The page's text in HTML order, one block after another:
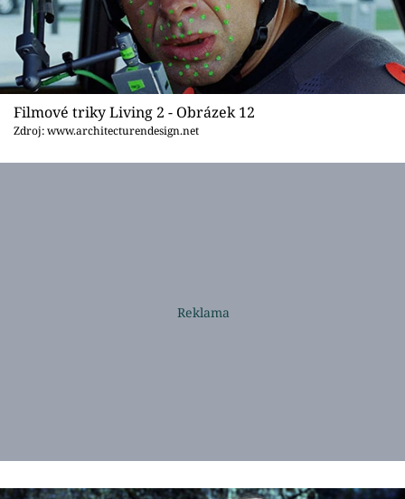
Filmové triky Living 2 - Obrázek 12
Zdroj: www.architecturendesign.net